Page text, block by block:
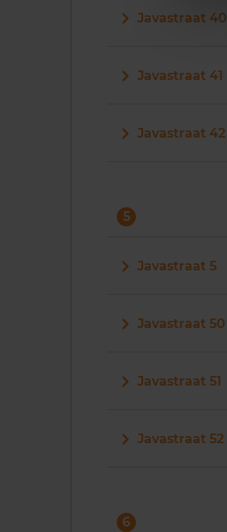
Javastraat 40
Javastraat 41
Javastraat 42
5
Javastraat 5
Javastraat 50
Javastraat 51
Javastraat 52
6